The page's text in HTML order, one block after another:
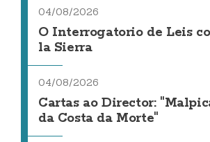
04/08/2026
O Interrogatorio de Leis
la Sierra
04/08/2026
Cartas ao Director:
da Costa da Morte"